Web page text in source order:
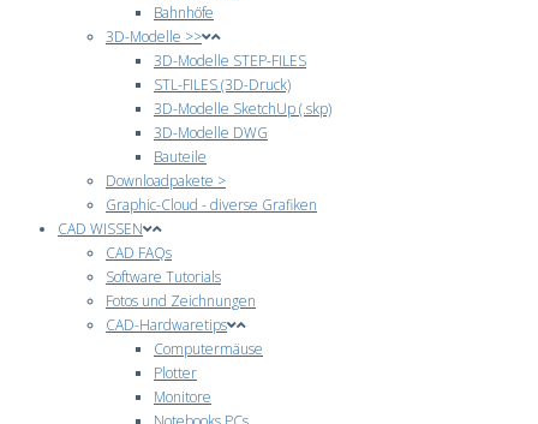
Bahnhöfe
3D-Modelle >>
3D-Modelle STEP-FILES
STL-FILES (3D-Druck)
3D-Modelle SketchUp (.skp)
3D-Modelle DWG
Bauteile
Downloadpakete >
Graphic-Cloud - diverse Grafiken
CAD WISSEN
CAD FAQs
Software Tutorials
Fotos und Zeichnungen
CAD-Hardwaretips
Computermäuse
Plotter
Monitore